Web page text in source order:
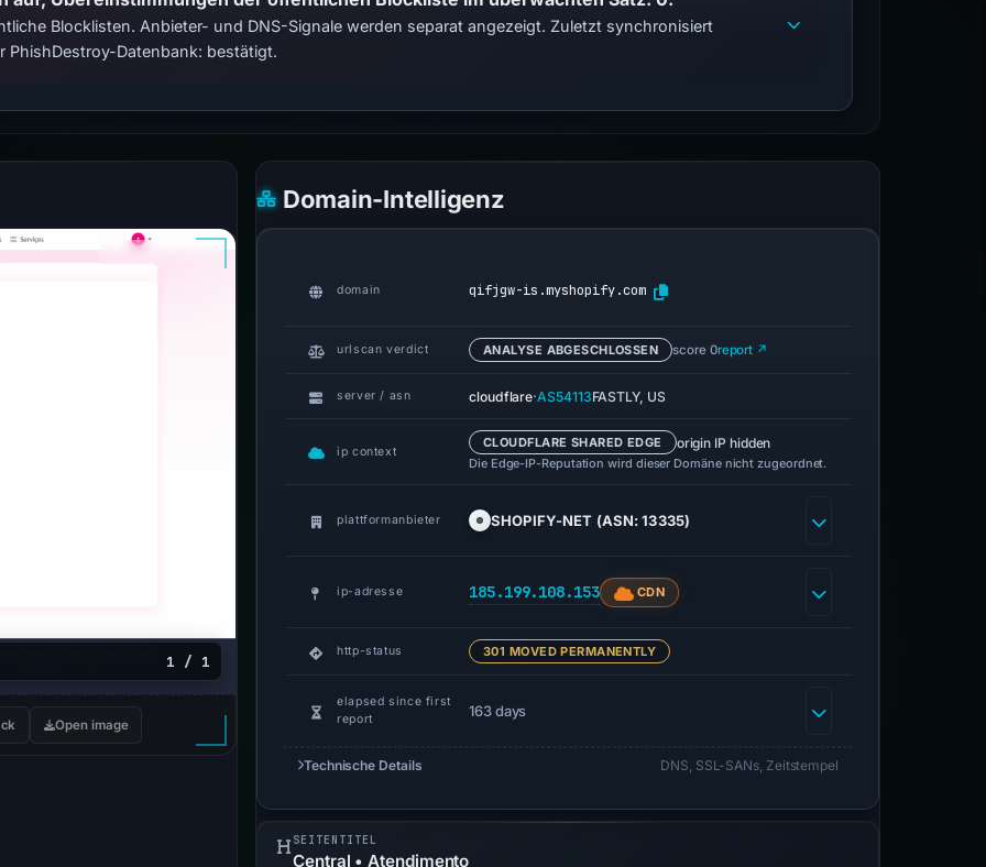
Blocklisten. Anbieter- und DNS-Signale werden separat angezeigt. Zuletzt synchronisiert
PhishDestroy-Datenbank: bestätigt.
1 / 1
Open image
Domain-Intelligenz
domain qifjgw-is.myshopify.com
urlscan verdict ANALYSE ABGESCHLOSSEN score 0report ↗
server / asn cloudflare·AS54113FASTLY, US
ip context
CLOUDFLARE SHARED EDGE origin IP hidden
Die Edge-IP-Reputation wird dieser Domäne nicht zugeordnet.
plattformanbieter SHOPIFY-NET (ASN: 13335)
ip-adresse 185.199.108.153 CDN
http-status 301 MOVED PERMANENTLY
elapsed since first
report
163 days
Technische Details DNS, SSL-SANs, Zeitstempel
SEITENTITEL
Central • Atendimento